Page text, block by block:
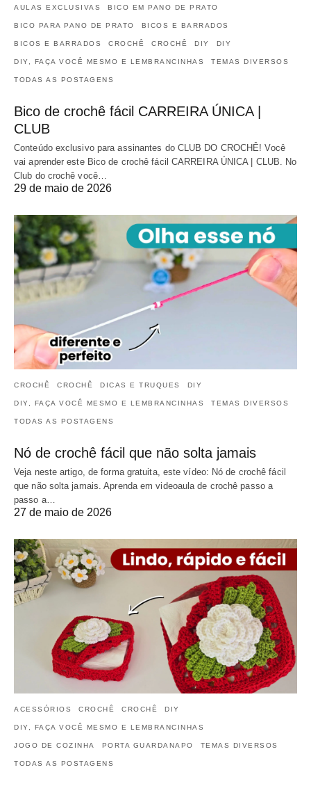
AULAS EXCLUSIVAS BICO EM PANO DE PRATO
BICO PARA PANO DE PRATO BICOS E BARRADOS
BICOS E BARRADOS CROCHÊ CROCHÊ DIY DIY
DIY, FAÇA VOCÊ MESMO E LEMBRANCINHAS TEMAS DIVERSOS
TODAS AS POSTAGENS
Bico de crochê fácil CARREIRA ÚNICA |
CLUB
Conteúdo exclusivo para assinantes do CLUB DO CROCHÊ! Você
vai aprender este Bico de crochê fácil CARREIRA ÚNICA | CLUB. No
Club do crochê você…
29 de maio de 2026
CROCHÊ CROCHÊ DICAS E TRUQUES DIY
DIY, FAÇA VOCÊ MESMO E LEMBRANCINHAS TEMAS DIVERSOS
TODAS AS POSTAGENS
Nó de crochê fácil que não solta jamais
Veja neste artigo, de forma gratuita, este vídeo: Nó de crochê fácil
que não solta jamais. Aprenda em videoaula de crochê passo a
passo a…
27 de maio de 2026
ACESSÓRIOS CROCHÊ CROCHÊ DIY
DIY, FAÇA VOCÊ MESMO E LEMBRANCINHAS
JOGO DE COZINHA PORTA GUARDANAPO TEMAS DIVERSOS
TODAS AS POSTAGENS